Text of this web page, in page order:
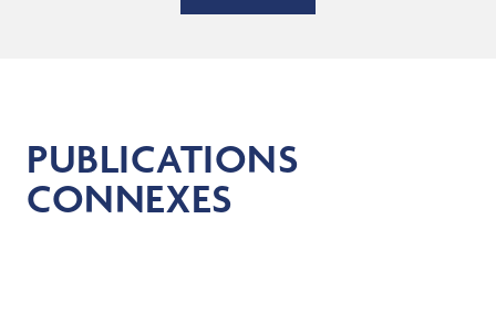
PUBLICATIONS
CONNEXES